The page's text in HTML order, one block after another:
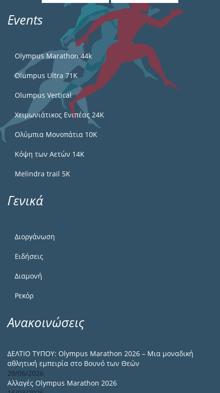
Events
Olympus Marathon 44k
Olumpus Ultra 71K
Olumpus Vertical
Χειμωνιάτικος Ενιπέας 24Κ
Ολύμπια Μονοπάτια 10Κ
Κόψη των Αετών 14Κ
Melindra trail 5Κ
Γενικά
Διοργάνωση
Ειδήσεις
Διαμονή
Ρεκόρ
Ανακοινώσεις
ΔΕΛΤΙΟ ΤΥΠΟΥ: Olympus Marathon 2026 – Μια μοναδική
αθλητική εμπειρία στο Βουνό των Θεών
29/06/2026
Αλλαγές Olympus Marathon 2026